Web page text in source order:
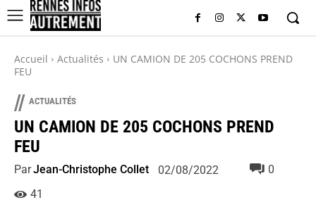
Accueil Actualités
UN CAMION DE 205 COCHONS PREND
FEU
// ACTUALITÉS
UN CAMION DE 205 COCHONS PREND
FEU
ParJean-Christophe Collet 02/08/2022
0
41